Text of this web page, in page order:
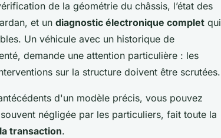
de la géométrie du châssis, l’état des
et un diagnostic électronique complet qui
Un véhicule avec un historique de
demande une attention particulière : les
sur la structure doivent être scrutées.
d'un modèle précis, vous pouvez
négligée par les particuliers, fait toute la
transaction.